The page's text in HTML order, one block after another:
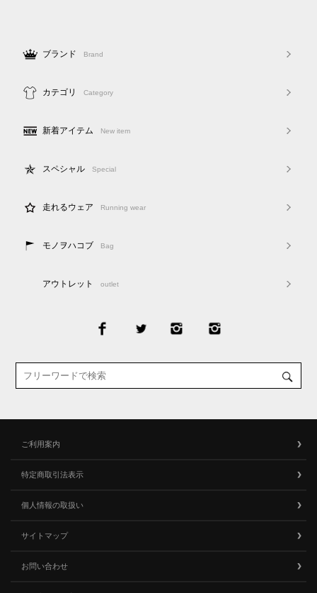
ブランド Brand
カテゴリ Category
新着アイテム New item
スペシャル Special
走れるウェア Running wear
モノヲハコブ Bag
アウトレット outlet
ご利用案内
特定商取引法表示
個人情報の取扱い
サイトマップ
お問い合わせ